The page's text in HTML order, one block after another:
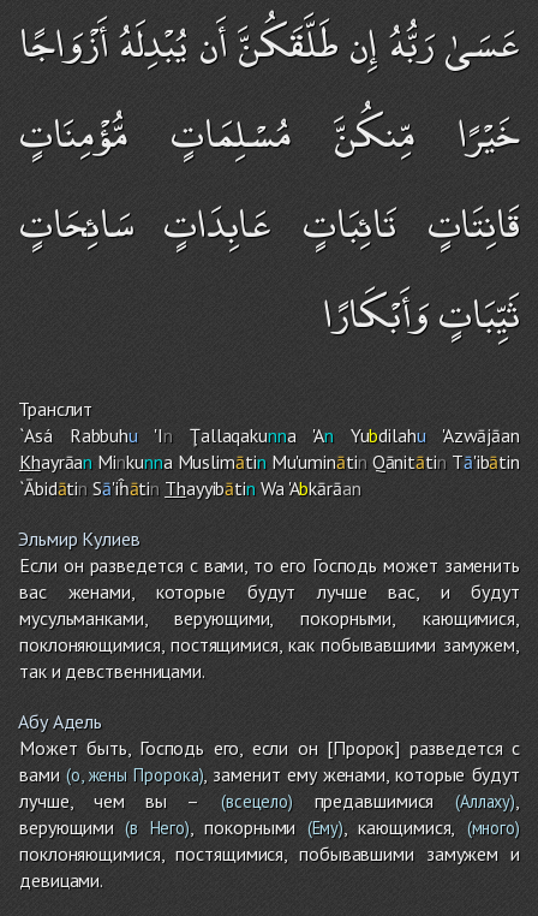
عَسَىٰ رَبُّهُ إِن طَلَّقَكُنَّ أَن يُبْدِلَهُ أَزْوَاجًا
خَيْرًا مِّنكُنَّ مُسْلِمَاتٍ مُّؤْمِنَاتٍ
قَانِتَاتٍ تَائِبَاتٍ عَابِدَاتٍ سَائِحَاتٍ
ثَيِّبَاتٍ وَأَبْكَارًا
Транслит
`Asá Rabbuhu 'InŢallaqakunna 'AnYubdilahu'Azwājāan
Khayrāan Minkunna MuslimātinMu'uminātinQānitātinTā'ibātin
`Ābidātin Sā'iĥātin Thayyibātin Wa 'Abkārāan
Эльмир Кулиев
Если он разведется с вами, то его Господь может заменить
вас женами, которые будут лучше вас, и будут
мусульманками, верующими, покорными, кающимися,
поклоняющимися, постящимися, как побывавшими замужем,
так и девственницами.
Абу Адель
Может быть, Господь его, если он [Пророк] разведется с
вами(о, жены Пророка), заменит ему женами, которые будут
лучше, чем вы – (всецело) предавшимися (Аллаху)
верующими (в Него) , покорными (Ему) , кающимися, (много)
поклоняющимися, постящимися, побывавшими замужем и
девицами.